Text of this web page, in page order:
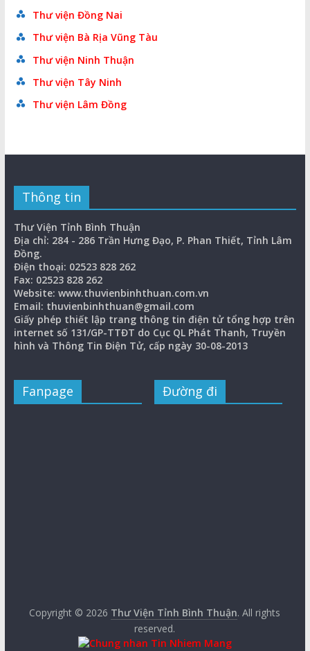
Thư viện Đồng Nai
Thư viện Bà Rịa Vũng Tàu
Thư viện Ninh Thuận
Thư viện Tây Ninh
Thư viện Lâm Đồng
Thông tin
Thư Viện Tỉnh Bình Thuận
Địa chỉ: 284 - 286 Trần Hưng Đạo, P. Phan Thiết, Tỉnh Lâm
Đồng.
Điện thoại: 02523 828 262
Fax: 02523 828 262
Website: www.thuvienbinhthuan.com.vn
Email: thuvienbinhthuan@gmail.com
Giấy phép thiết lập trang thông tin điện tử tổng hợp trên
internet số 131/GP-TTĐT do Cục QL Phát Thanh, Truyền
hình và Thông Tin Điện Tử, cấp ngày 30-08-2013
Fanpage Đường đi
Copyright © 2026 Thư Viện Tỉnh Bình Thuận. All rights
reserved.